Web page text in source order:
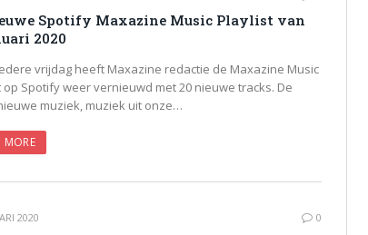
Spotify Maxazine Music Playlist van
2020
vrijdag heeft Maxazine redactie de Maxazine Music
op Spotify weer vernieuwd met 20 nieuwe tracks. De
muziek, muziek uit onze…
MORE
2020 0